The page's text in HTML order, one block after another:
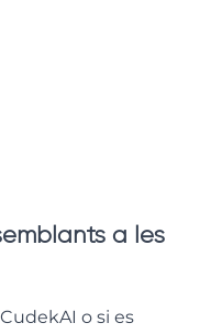
a les
o si es